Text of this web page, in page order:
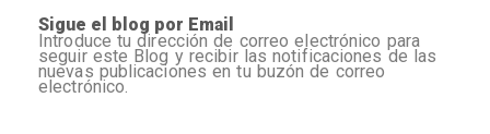
Sigue el blog por Email
Introduce tu dirección de correo electrónico para
seguir este Blog y recibir las notificaciones de las
nuevas publicaciones en tu buzón de correo
electrónico.